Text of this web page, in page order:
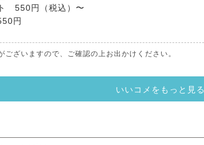
550円（税込）〜
円
ざいますので、ご確認の上お出かけください。
いいコメをもっと見る